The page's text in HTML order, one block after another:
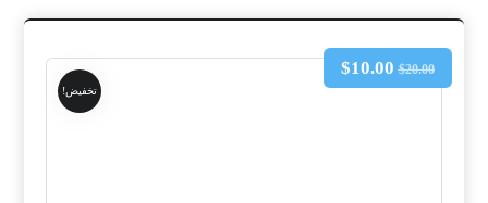
تخفيض!
$20.00
$10.00